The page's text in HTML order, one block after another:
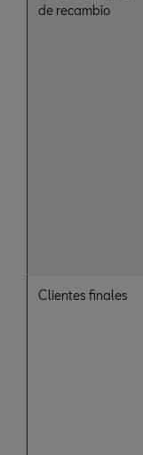
de recambio
Clientes finales